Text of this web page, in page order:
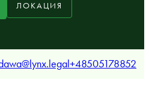
ЛОКАЦИЯ
+48505178852